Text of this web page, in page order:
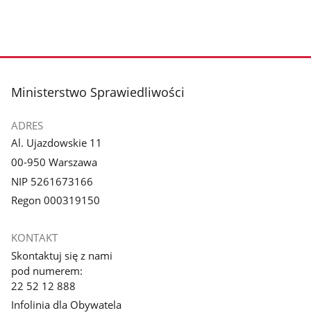
stopka
Ministerstwo Sprawiedliwości
ADRES
Al. Ujazdowskie 11
00-950 Warszawa
NIP 5261673166
Regon 000319150
KONTAKT
Skontaktuj się z nami
pod numerem:
22 52 12 888
Infolinia dla Obywatela